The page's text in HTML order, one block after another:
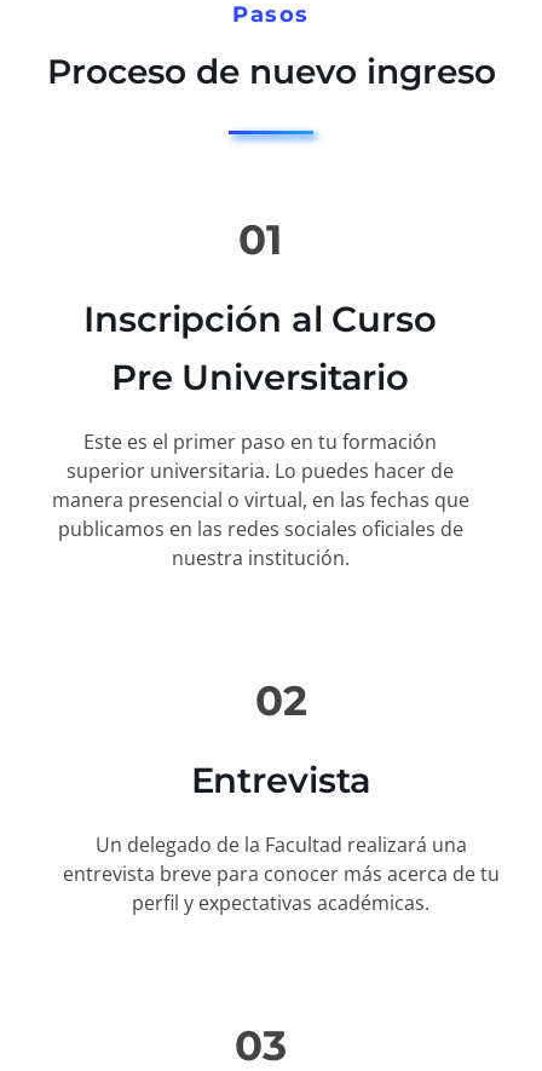
Pasos
Proceso de nuevo ingreso
01
Inscripción al Curso
Pre Universitario
Este es el primer paso en tu formación
superior universitaria. Lo puedes hacer de
manera presencial o virtual, en las fechas que
publicamos en las redes sociales oficiales de
nuestra institución.
02
Entrevista
Un delegado de la Facultad realizará una
entrevista breve para conocer más acerca de tu
perfil y expectativas académicas.
03